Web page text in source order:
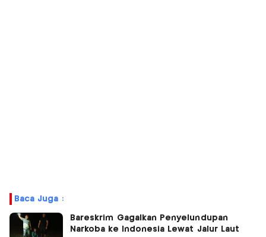
Baca Juga :
Bareskrim Gagalkan Penyelundupan
Narkoba ke Indonesia Lewat Jalur Laut